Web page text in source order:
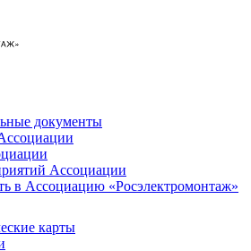
документы
Ассоциации
в Ассоциацию «Росэлектромонтаж»
карты